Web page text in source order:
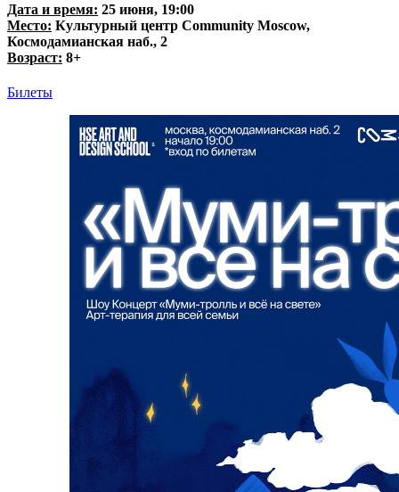
Дата и время: 25 июня, 19:00
Место: Культурный центр Community Moscow,
Космодамианская наб., 2
Возраст: 8+
Билеты